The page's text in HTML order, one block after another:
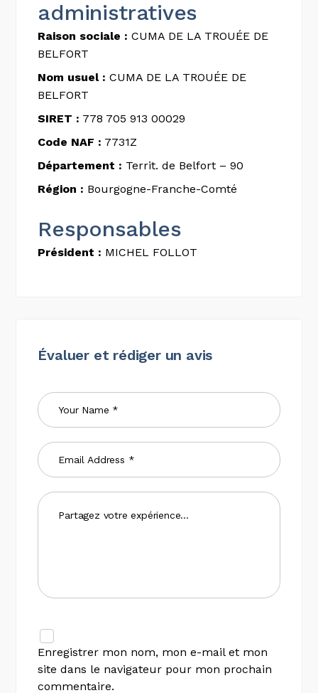
administratives
Raison sociale : CUMA DE LA TROUÉE DE
BELFORT
Nom usuel : CUMA DE LA TROUÉE DE
BELFORT
SIRET : 778 705 913 00029
Code NAF : 7731Z
Département : Territ. de Belfort – 90
Région : Bourgogne-Franche-Comté
Responsables
Président : MICHEL FOLLOT
Évaluer et rédiger un avis
Enregistrer mon nom, mon e-mail et mon
site dans le navigateur pour mon prochain
commentaire.